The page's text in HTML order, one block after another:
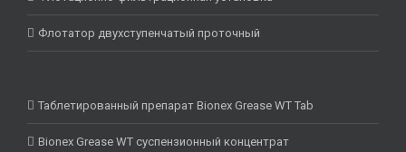
Флотатор двухступенчатый проточный
Таблетированный препарат Bionex Grease WT Tab
Bionex Grease WT суспензионный концентрат